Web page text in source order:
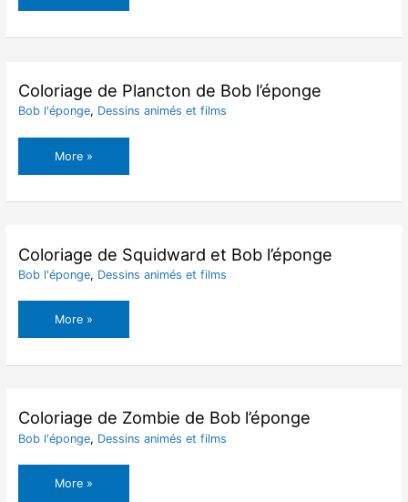
De
Coloriage de Plancton de Bob l’éponge
Bob l'éponge, Dessins animés et films
Coloriage
de
l’éponge
More »
Coloriage de Squidward et Bob l’éponge
Bob l'éponge, Dessins animés et films
Coloriage
de
l’éponge
More »
Coloriage de Zombie de Bob l’éponge
Bob l'éponge, Dessins animés et films
Coloriage
More »